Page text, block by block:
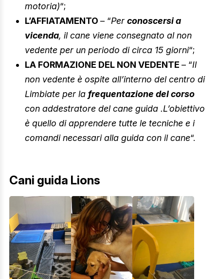
motoria)“;
L’AFFIATAMENTO – “Per conoscersi a
vicenda, il cane viene consegnato al non
vedente per un periodo di circa 15 giorni“;
LA FORMAZIONE DEL NON VEDENTE – “Il
non vedente è ospite all’interno del centro di
Limbiate per la frequentazione del corso
con addestratore del cane guida .L’obiettivo
è quello di apprendere tutte le tecniche e i
comandi necessari alla guida con il cane“.
Cani guida Lions